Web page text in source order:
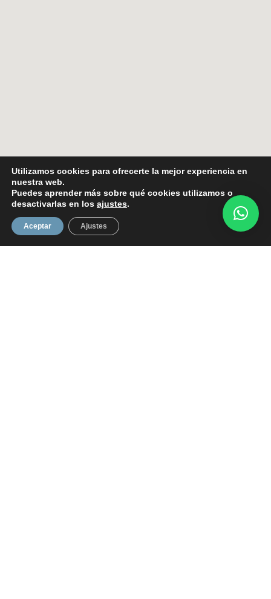
Utilizamos cookies para ofrecerte la mejor experiencia en
nuestra web.
Puedes aprender más sobre qué cookies utilizamos o
desactivarlas en los ajustes.
Aceptar Ajustes